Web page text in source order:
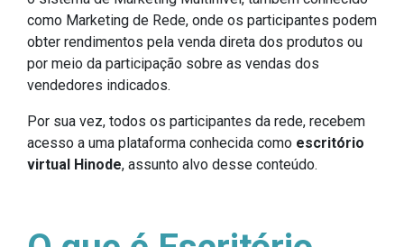
como Marketing de Rede, onde os participantes podem
obter rendimentos pela venda direta dos produtos ou
por meio da participação sobre as vendas dos
vendedores indicados.
Por sua vez, todos os participantes da rede, recebem
acesso a uma plataforma conhecida como escritório
virtual Hinode, assunto alvo desse conteúdo.